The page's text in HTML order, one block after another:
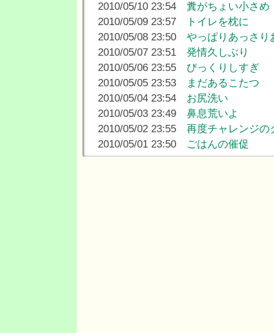
2010/05/10 23:54 糞がちょい小さめ
2010/05/09 23:57
トイレを枕に
2010/05/08 23:50 やっぱりあっさり
2010/05/07 23:51 発情久しぶり
2010/05/06 23:55 びっくりしすぎ
2010/05/05 23:53
まだあるこたつ
2010/05/04 23:54 お尻洗い
2010/05/03 23:49 鼻息荒いよ
2010/05/02 23:55 再度チャレンジの
2010/05/01 23:50
ごはんの催促